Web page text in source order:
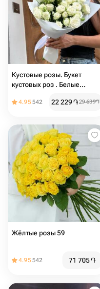
Кустовые розы. Букет
кустовых роз . Белые
4.95542 22 229֏29 639֏
Жёлтые розы 59
4.95542 71 705֏